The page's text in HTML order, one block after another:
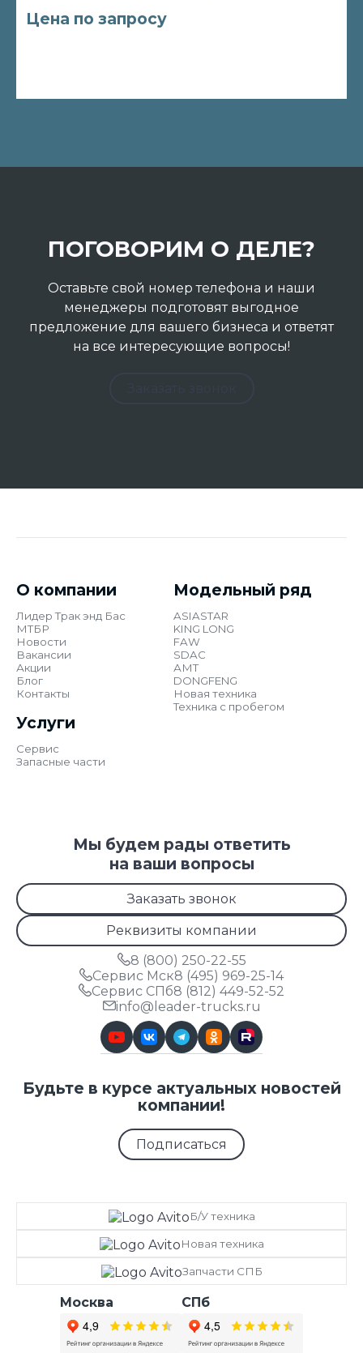
Цена по запросу
ПОГОВОРИМ О ДЕЛЕ?
Оставьте свой номер телефона и наши
менеджеры подготовят выгодное
предложение для вашего бизнеса и ответят
на все интересующие вопросы!
О компании
Лидер Трак энд Бас
МТБР
Новости
Вакансии
Акции
Блог
Контакты
Модельный ряд
ASIASTAR
KING LONG
FAW
SDAC
АМТ
DONGFENG
Новая техника
Техника с пробегом
Услуги
Сервис
Запасные части
Мы будем рады ответить
на ваши вопросы
Заказать звонок
Реквизиты компании
8 (800) 250-22-55
Сервис Мск8 (495) 969-25-14
Сервис СПб8 (812) 449-52-52
info@leader-trucks.ru
Будьте в курсе актуальных новостей
компании!
Подписаться
Б/У техника
Новая техника
Запчасти СПБ
Москва СПб